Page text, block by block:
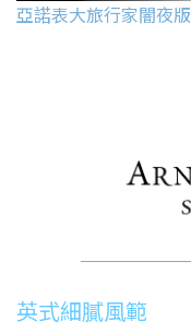
亞諾表大旅行家闇夜版
英式細膩風範